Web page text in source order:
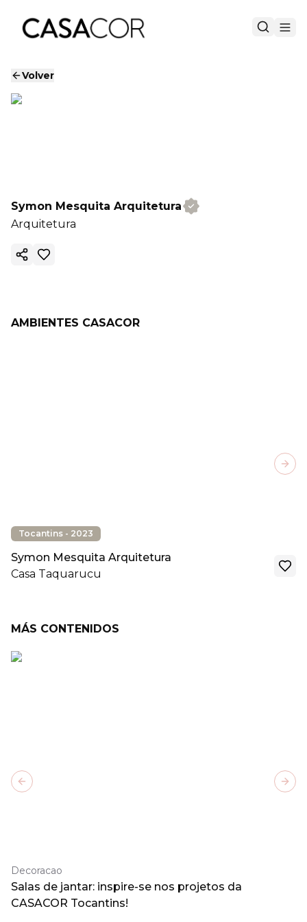
Volver
Symon Mesquita Arquitetura
Arquitetura
Copiar enlace
AMBIENTES CASACOR
Tocantins - 2023
Symon Mesquita Arquitetura
Casa Taquarucu
MÁS CONTENIDOS
Decoracao
Salas de jantar: inspire-se nos projetos da
CASACOR Tocantins!
Previous slide